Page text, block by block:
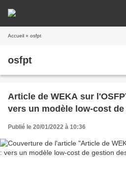
Accueil » osfpt
osfpt
Article de WEKA sur
vers un modèle low-cost
Publié le 20/01/2022 à 10:36